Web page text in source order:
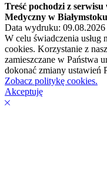
Treść pochodzi z
Medyczny w Białymstoku
Data wydruku: 09.08.2026
W celu świadczenia
cookies. Korzystanie z
zamieszczane w Państwa
dokonać zmiany ustawień
Zobacz politykę cookies.
Akceptuję